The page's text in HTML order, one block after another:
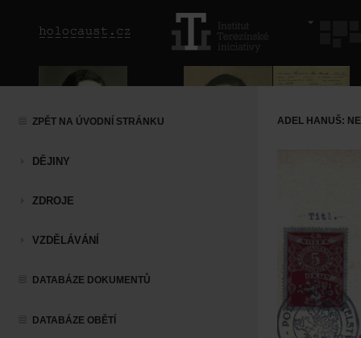
ZPĚT NA ÚVODNÍ STRÁNKU
DĚJINY
ZDROJE
VZDĚLÁVÁNÍ
DATABÁZE DOKUMENTŮ
DATABÁZE OBĚTÍ
ADEL HANUŠ: